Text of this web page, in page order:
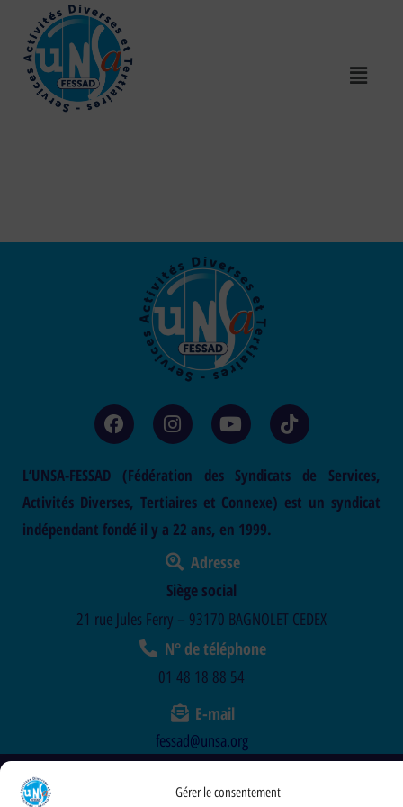
Gérer le consentement
L’UNSA-FESSAD (Fédération des Syndicats de Services,
Activités Diverses, Tertiaires et Connexe) est un syndicat
indépendant fondé il y a 22 ans, en 1999.
Adresse
Siège social
21 rue Jules Ferry – 93170 BAGNOLET CEDEX
N° de téléphone
01 48 18 88 54
E-mail
fessad@unsa.org